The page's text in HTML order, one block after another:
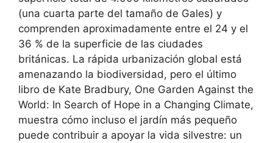
(una cuarta parte del tamaño de Gales) y
comprenden aproximadamente entre el 24 y el
36 % de la superficie de las ciudades
británicas. La rápida urbanización global está
amenazando la biodiversidad, pero el último
libro de Kate Bradbury, One Garden Against the
World: In Search of Hope in a Changing Climate,
muestra cómo incluso el jardín más pequeño
puede contribuir a apoyar la vida silvestre: un